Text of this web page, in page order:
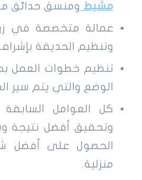
مشيط ومنسق حدائق
عمالة متخصصة في
وتنظيم الحديقة
تنظيم خطوات العمل
الوضع والتي يتم سير
كل العوامل
وتحقيق أفضل نتيجة
الحصول على أفضل
منزلية.